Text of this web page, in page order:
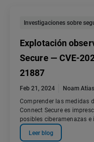
Investigaciones sobre
Explotación
Secure — CVE-
21887
Feb 21, 2024 Noam Atias
Comprender las medidas
Connect Secure es
posibles ciberamenazas e
Leer blog